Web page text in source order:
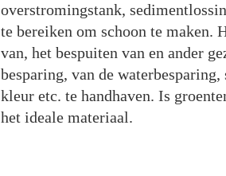
overstromingstank,
te bereiken om schoon te maken.
van, het bespuiten van en ander
besparing, van de
kleur etc. te handhaven. Is
het ideale materiaal.